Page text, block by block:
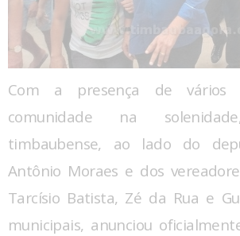
Com a presença de vários
comunidade na
timbaubense, ao lado do
Antônio Moraes e dos
Tarcísio Batista, Zé da Rua e
municipais, anunciou